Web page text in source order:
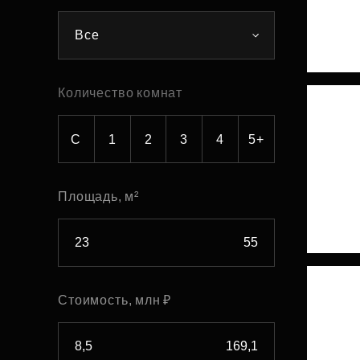
Все
Количество комнат
С 1 2 3 4 5+
Площадь, м²
Стоимость, млн ₽